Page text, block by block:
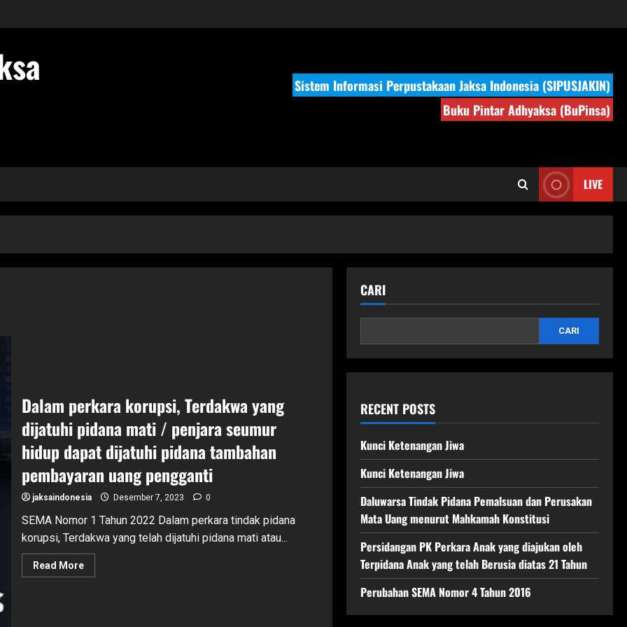
Sistem Informasi Perpustakaan Jaksa Indonesia (SIPUSJAKIN)
Buku Pintar Adhyaksa (BuPinsa)
LIVE
Dalam perkara korupsi, Terdakwa yang
dijatuhi pidana mati / penjara seumur
hidup dapat dijatuhi pidana tambahan
pembayaran uang pengganti
jaksaindonesia Desember 7, 2023 0
SEMA Nomor 1 Tahun 2022 Dalam perkara tindak pidana
korupsi, Terdakwa yang telah dijatuhi pidana mati atau...
Read MoreRead
more
CARI
CARI
RECENT POSTS
Kunci Ketenangan Jiwa
Kunci Ketenangan Jiwa
Daluwarsa Tindak Pidana Pemalsuan dan Perusakan
Mata Uang menurut Mahkamah Konstitusi
Persidangan PK Perkara Anak yang diajukan oleh
Terpidana Anak yang telah Berusia diatas 21 Tahun
Perubahan SEMA Nomor 4 Tahun 2016